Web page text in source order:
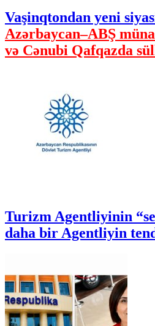
Vaşinqtondan yeni
Azərbaycan–ABŞ
və Cənubi Qafqazda
Turizm Agentliyinin
daha bir Agentliyin